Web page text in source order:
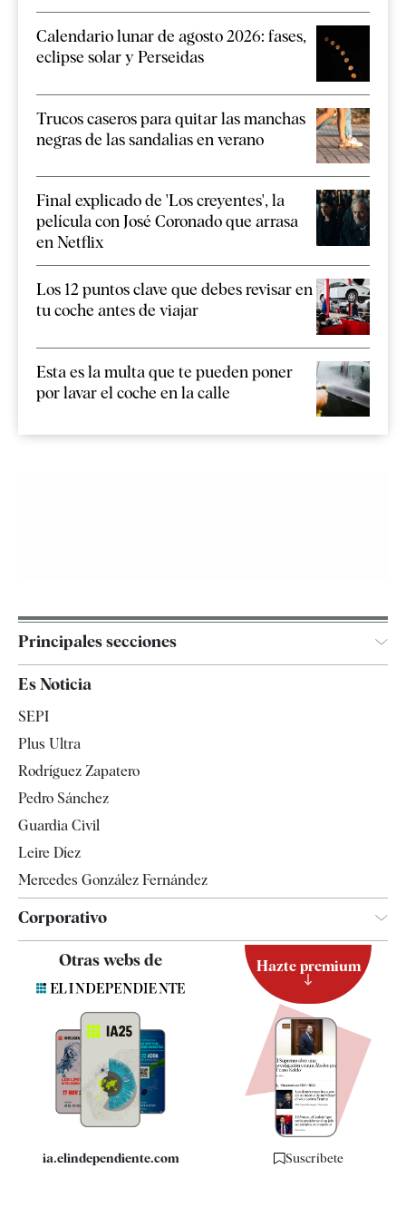
Calendario lunar de agosto 2026: fases,
eclipse solar y Perseidas
Trucos caseros para quitar las manchas
negras de las sandalias en verano
Final explicado de 'Los creyentes', la
película con José Coronado que arrasa
en Netflix
Los 12 puntos clave que debes revisar en
tu coche antes de viajar
Esta es la multa que te pueden poner
por lavar el coche en la calle
Principales secciones
España
Televisión
Es Noticia
SEPI
Plus Ultra
Rodríguez Zapatero
Pedro Sánchez
Guardia Civil
Leire Díez
Mercedes González Fernández
Corporativo
Contacto
Quiénes somos
Especificaciones
Otras webs de
ia.elindependiente.com
Hazte premium
Suscríbete